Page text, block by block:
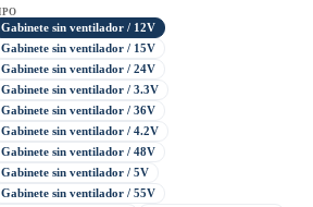
Gabinete sin ventilador / 12V
Gabinete sin ventilador / 15V
Gabinete sin ventilador / 24V
Gabinete sin ventilador / 3.3V
Gabinete sin ventilador / 36V
Gabinete sin ventilador / 4.2V
Gabinete sin ventilador / 48V
Gabinete sin ventilador / 5V
Gabinete sin ventilador / 55V